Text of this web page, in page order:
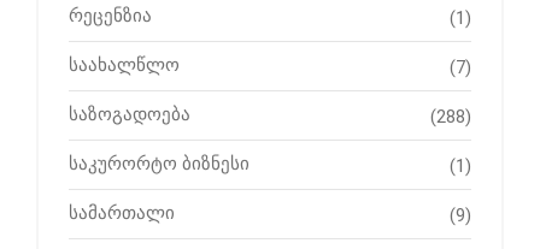
რეცენზია (1)
საახალწლო (7)
საზოგადოება (288)
საკურორტო ბიზნესი (1)
სამართალი (9)